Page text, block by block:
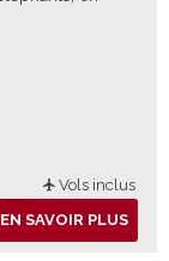
et nature
Vols inclus
EN SAVOIR PLUS